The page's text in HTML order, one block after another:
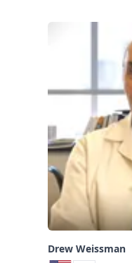
Drew Weissman